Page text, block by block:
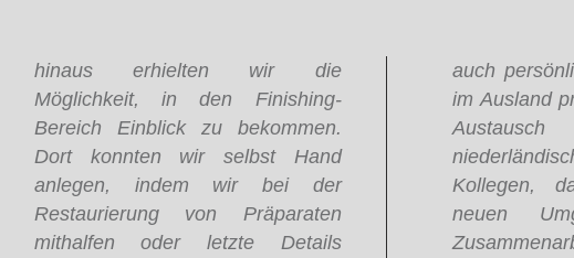
hinaus erhielten wir die
Möglichkeit, in den Finishing-
Bereich Einblick zu bekommen.
Dort konnten wir selbst Hand
anlegen, indem wir bei der
Restaurierung von Präparaten
mithalfen oder letzte Details
auch
im Ausland
Kollegen,
neuen